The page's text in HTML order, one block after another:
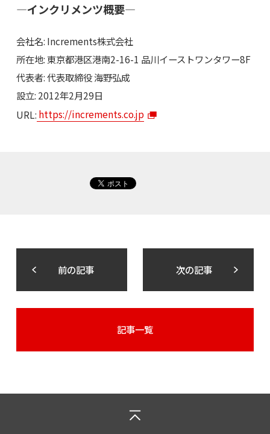
―インクリメンツ概要―
会社名: Increments株式会社
所在地: 東京都港区港南2-16-1 品川イーストワンタワー8F
代表者: 代表取締役 海野弘成
設立: 2012年2月29日
URL: https://increments.co.jp
前の記事 次の記事
記事一覧